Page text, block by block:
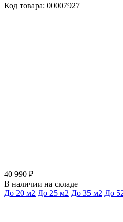
Код товара: 00007927
40 990 ₽
В наличии на складе
До 20 м2 До 25 м2 До 35 м2 До